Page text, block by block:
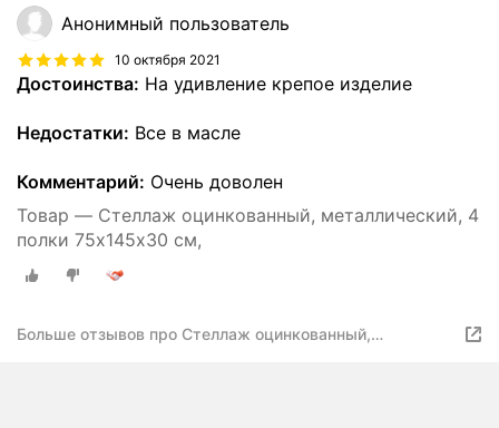
Анонимный пользователь
10 октября 2021
Достоинства: На удивление крепое изделие
Недостатки: Все в масле
Комментарий: Очень доволен
Товар — Стеллаж оцинкованный, металлический, 4
полки 75х145х30 см,
Больше отзывов про Стеллаж оцинкованный,